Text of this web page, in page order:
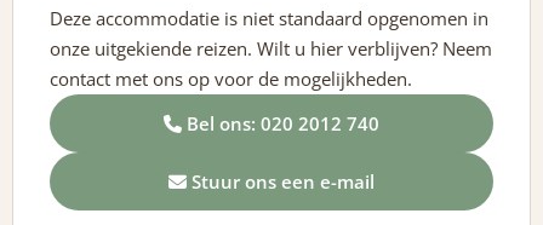
Deze accommodatie is niet standaard opgenomen in
onze uitgekiende reizen. Wilt u hier verblijven? Neem
contact met ons op voor de mogelijkheden.
Bel ons: 020 2012 740
Stuur ons een e-mail